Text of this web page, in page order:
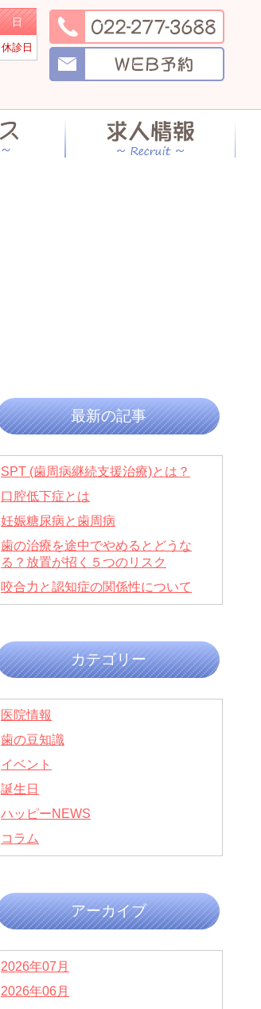
日
休診日
最新の記事
SPT (歯周病継続支援治療)とは？
口腔低下症とは
妊娠糖尿病と歯周病
歯の治療を途中でやめるとどうな
る？放置が招く５つのリスク
咬合力と認知症の関係性について
カテゴリー
医院情報
歯の豆知識
イベント
誕生日
ハッピーNEWS
コラム
アーカイブ
2026年07月
2026年06月